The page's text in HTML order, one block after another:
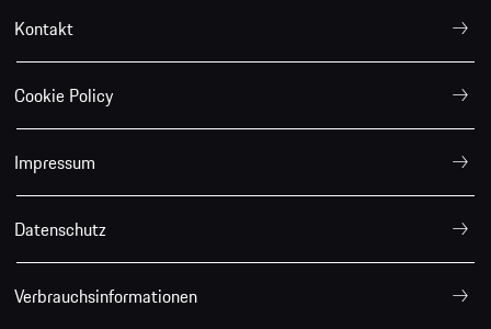
Kontakt
Cookie Policy
Impressum
Datenschutz
Verbrauchsinformationen